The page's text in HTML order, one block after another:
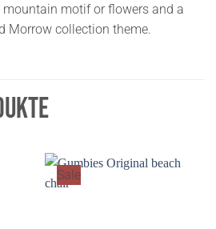
motif or flowers and a
Morrow collection theme.
Sale